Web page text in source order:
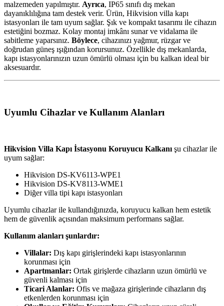
malzemeden yapılmıştır. Ayrıca, IP65 sınıfı dış mekan
dayanıklılığına tam destek verir. Ürün, Hikvision villa kapı
istasyonları ile tam uyum sağlar. Şık ve kompakt tasarımı ile cihazın
estetiğini bozmaz. Kolay montaj imkânı sunar ve vidalama ile
sabitleme yaparsınız. Böylece, cihazınızı yağmur, rüzgar ve
doğrudan güneş ışığından korursunuz. Özellikle dış mekanlarda,
kapı istasyonlarınızın uzun ömürlü olması için bu kalkan ideal bir
aksesuardır.
Uyumlu Cihazlar ve Kullanım Alanları
Hikvision Villa Kapı İstasyonu Koruyucu Kalkanı şu cihazlar ile
uyum sağlar:
Hikvision DS-KV6113-WPE1
Hikvision DS-KV8113-WME1
Diğer villa tipi kapı istasyonları
Uyumlu cihazlar ile kullandığınızda, koruyucu kalkan hem estetik
hem de güvenlik açısından maksimum performans sağlar.
Kullanım alanları şunlardır:
Villalar: Dış kapı girişlerindeki kapı istasyonlarının
korunması için
Apartmanlar: Ortak girişlerde cihazların uzun ömürlü ve
güvenli kalması için
Ticari Alanlar: Ofis ve mağaza girişlerinde cihazların dış
etkenlerden korunması için